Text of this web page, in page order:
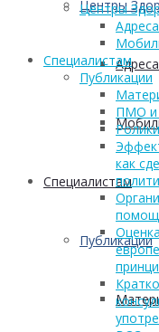
Центры
Cпециалистам
Публикации
Центры
Cпециалистам
Публикации
ПМО и
как